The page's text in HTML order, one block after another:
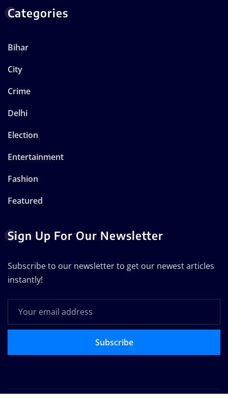
Categories
Bihar
City
Crime
Delhi
Election
Entertainment
Fashion
Featured
Sign Up For Our Newsletter
Subscribe to our newsletter to get our newest articles
instantly!
Subscribe